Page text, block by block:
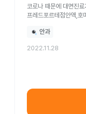
코로나 때문에 대면진료가 불가능해서요 송파구 삼전동 인데 약처방 가능
프레드포르테점안액,호
안과
2022.11.28